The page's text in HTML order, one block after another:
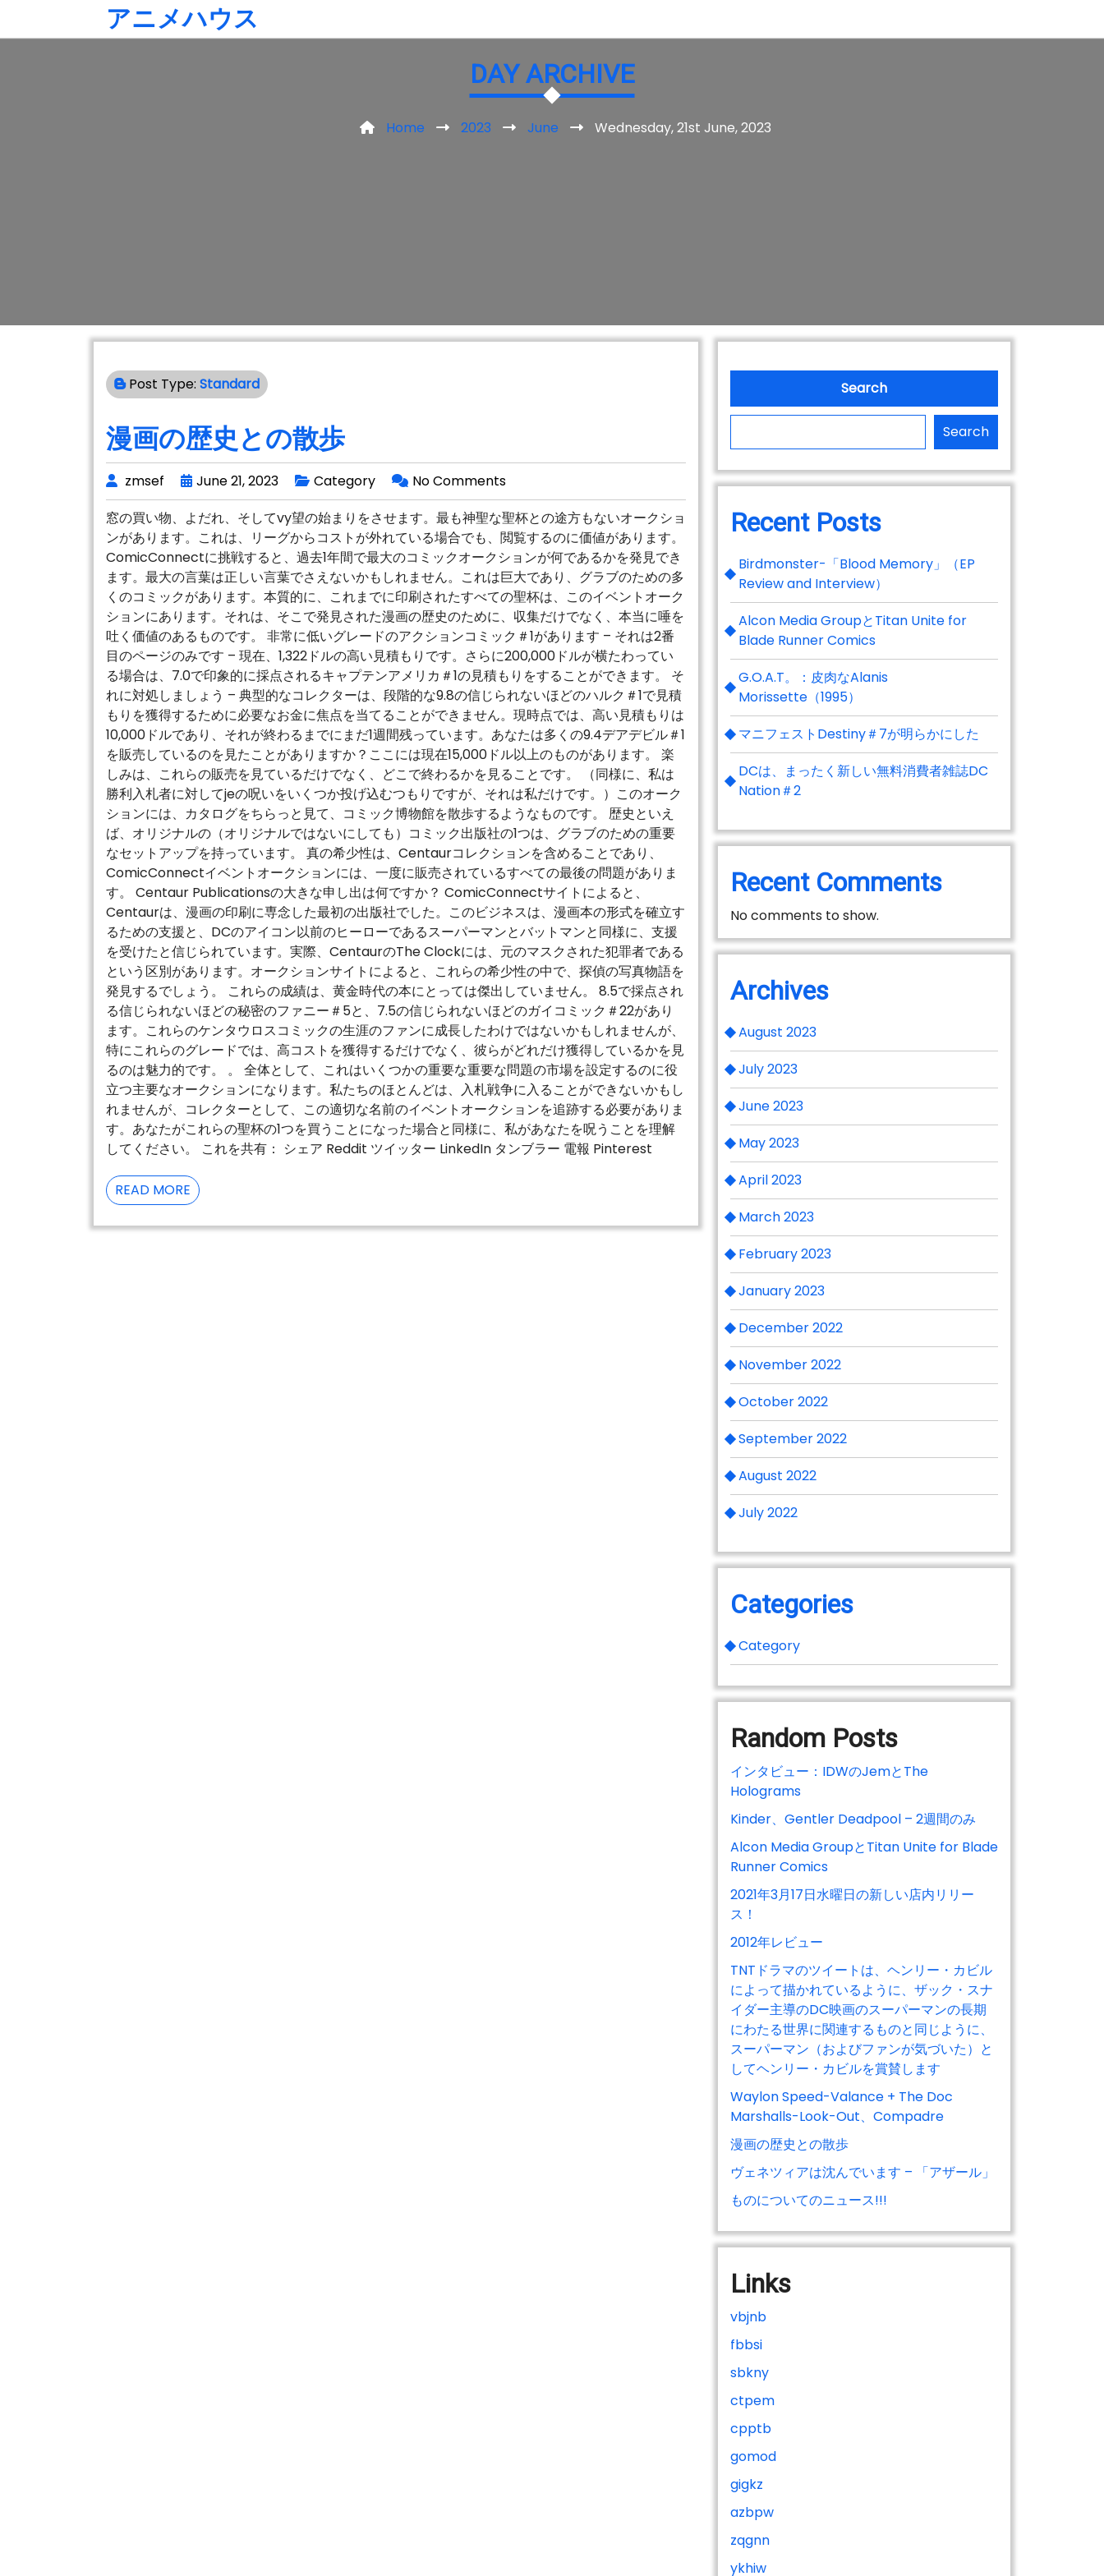
アニメハウス
DAY ARCHIVE
Home 2023 June Wednesday, 21st June, 2023
Post Type: Standard
漫画の歴史との散歩
zmsef June 21, 2023 Category
No Comments
窓の買い物、よだれ、そしてvy望の始まりをさせます。最も神聖な聖杯との途方もないオークショ
ンがあります。これは、リーグからコストが外れている場合でも、閲覧するのに価値があります。
ComicConnectに挑戦すると、過去1年間で最大のコミックオークションが何であるかを発見でき
ます。最大の言葉は正しい言葉でさえないかもしれません。これは巨大であり、グラブのための多
くのコミックがあります。本質的に、これまでに印刷されたすべての聖杯は、このイベントオーク
ションにあります。それは、そこで発見された漫画の歴史のために、収集だけでなく、本当に唾を
吐く価値のあるものです。 非常に低いグレードのアクションコミック＃1があります – それは2番
目のページのみです – 現在、1,322ドルの高い見積もりです。さらに200,000ドルが横たわってい
る場合は、7.0で印象的に採点されるキャプテンアメリカ＃1の見積もりをすることができます。 そ
れに対処しましょう – 典型的なコレクターは、段階的な9.8の信じられないほどのハルク＃1で見積
もりを獲得するために必要なお金に焦点を当てることができません。現時点では、高い見積もりは
10,000ドルであり、それが終わるまでにまだ1週間残っています。あなたは多くの9.4デアデビル＃1
を販売しているのを見たことがありますか？ここには現在15,000ドル以上のものがあります。 楽
しみは、これらの販売を見ているだけでなく、どこで終わるかを見ることです。 （同様に、私は
勝利入札者に対してjeの呪いをいくつか投げ込むつもりですが、それは私だけです。）このオーク
ションには、カタログをちらっと見て、コミック博物館を散歩するようなものです。 歴史といえ
ば、オリジナルの（オリジナルではないにしても）コミック出版社の1つは、グラブのための重要
なセットアップを持っています。 真の希少性は、Centaurコレクションを含めることであり、
ComicConnectイベントオークションには、一度に販売されているすべての最後の問題がありま
す。 Centaur Publicationsの大きな申し出は何ですか？ ComicConnectサイトによると、
Centaurは、漫画の印刷に専念した最初の出版社でした。このビジネスは、漫画本の形式を確立す
るための支援と、DCのアイコン以前のヒーローであるスーパーマンとバットマンと同様に、支援
を受けたと信じられています。実際、CentaurのThe Clockには、元のマスクされた犯罪者である
という区別があります。オークションサイトによると、これらの希少性の中で、探偵の写真物語を
発見するでしょう。 これらの成績は、黄金時代の本にとっては傑出していません。 8.5で採点され
る信じられないほどの秘密のファニー＃5と、7.5の信じられないほどのガイコミック＃22があり
ます。これらのケンタウロスコミックの生涯のファンに成長したわけではないかもしれませんが、
特にこれらのグレードでは、高コストを獲得するだけでなく、彼らがどれだけ獲得しているかを見
るのは魅力的です。 。 全体として、これはいくつかの重要な重要な問題の市場を設定するのに役
立つ主要なオークションになります。私たちのほとんどは、入札戦争に入ることができないかもし
れませんが、コレクターとして、この適切な名前のイベントオークションを追跡する必要がありま
す。あなたがこれらの聖杯の1つを買うことになった場合と同様に、私があなたを呪うことを理解
してください。 これを共有： シェア Reddit ツイッター LinkedIn タンブラー 電報 Pinterest
READ MORE 漫
画
の
Search
Search
Recent Posts
Birdmonster-「Blood Memory」（EP
Review and Interview）
Alcon Media GroupとTitan Unite for
Blade Runner Comics
G.O.A.T。：皮肉なAlanis
Morissette（1995）
マニフェストDestiny＃7が明らかにした
DCは、まったく新しい無料消費者雑誌DC
Nation＃2
Recent Comments
No comments to show.
Archives
August 2023
July 2023
June 2023
May 2023
April 2023
March 2023
February 2023
January 2023
December 2022
November 2022
October 2022
September 2022
August 2022
July 2022
Categories
Category
Random Posts
インタビュー：IDWのJemとThe
Holograms
Kinder、Gentler Deadpool – 2週間のみ
Alcon Media GroupとTitan Unite for Blade
Runner Comics
2021年3月17日水曜日の新しい店内リリー
ス！
2012年レビュー
TNTドラマのツイートは、ヘンリー・カビル
によって描かれているように、ザック・スナ
イダー主導のDC映画のスーパーマンの長期
にわたる世界に関連するものと同じように、
スーパーマン（およびファンが気づいた）と
してヘンリー・カビルを賞賛します
Waylon Speed-Valance + The Doc
Marshalls-Look-Out、Compadre
漫画の歴史との散歩
ヴェネツィアは沈んでいます – 「アザール」
ものについてのニュース!!!
Links
vbjnb
fbbsi
sbkny
ctpem
cpptb
gomod
gigkz
azbpw
zqgnn
ykhiw